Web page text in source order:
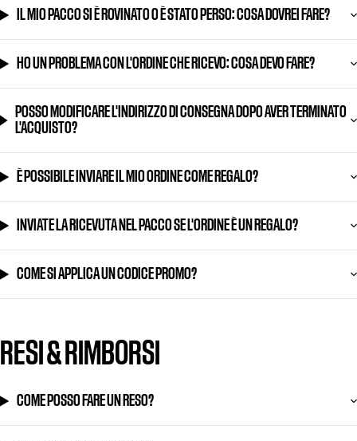
IL MIO PACCO SI È ROVINATO O È STATO PERSO: COSA DOVREI FARE?
HO UN PROBLEMA CON L'ORDINE CHE RICEVO: COSA DEVO FARE?
POSSO MODIFICARE L'INDIRIZZO DI CONSEGNA DOPO AVER TERMINATO
L'ACQUISTO?
È POSSIBILE INVIARE IL MIO ORDINE COME REGALO?
INVIATE LA RICEVUTA NEL PACCO SE L'ORDINE È UN REGALO?
COME SI APPLICA UN CODICE PROMO?
RESI & RIMBORSI
COME POSSO FARE UN RESO?